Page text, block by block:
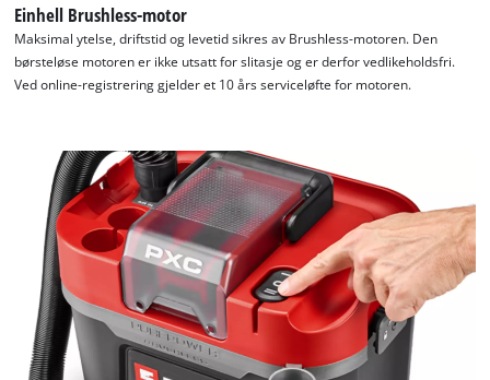
We need your consent to load the
Google Maps service!
Einhell Brushless-motor
Maksimal ytelse, driftstid og levetid sikres av Brushless-motoren. Den
børsteløse motoren er ikke utsatt for slitasje og er derfor vedlikeholdsfri.
Ved online-registrering gjelder et 10 års serviceløfte for motoren.